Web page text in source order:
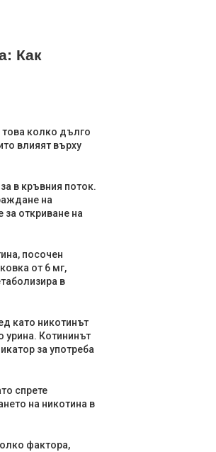
Как
това колко дълго
влияят върху
в кръвния поток.
на
за откриване на
посочен
от 6 мг,
в
като никотинът
урина. Котининът
за употреба
спрете
на никотина в
фактора,